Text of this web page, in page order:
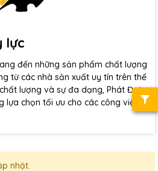
lực
đến những sản phẩm chất lượng
từ các nhà sản xuất uy tín trên thế
lượng và sự đa dạng, Phát Đạt
chọn tối ưu cho các công việc
nhật.